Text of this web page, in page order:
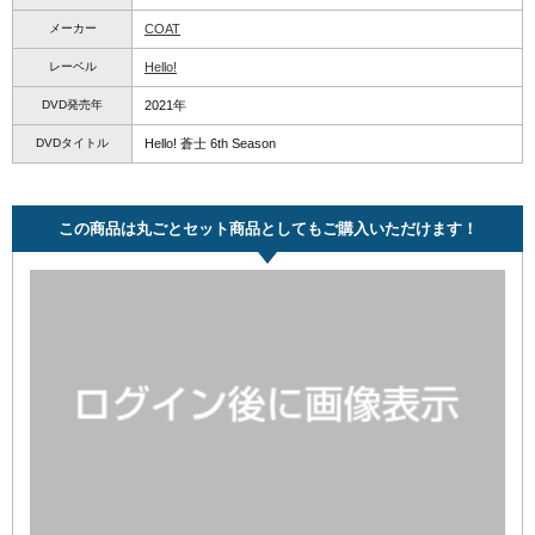
メーカー COAT
レーベル Hello!
DVD発売年 2021年
DVDタイトル Hello! 蒼士 6th Season
この商品は丸ごとセット商品としてもご購入いただけます！